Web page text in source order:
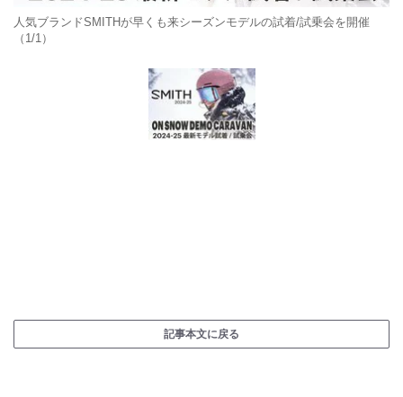
人気ブランドSMITHが早くも来シーズンモデルの試着/試乗会を開催
（1/1）
記事本文に戻る